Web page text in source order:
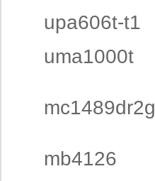
upa606t-t1
uma1000t
mc1489dr2g
mb4126